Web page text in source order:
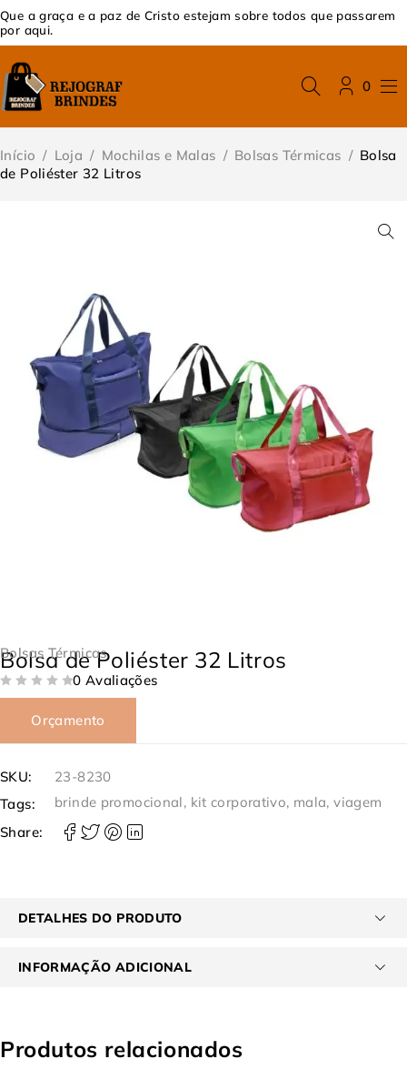
Que a graça e a paz de Cristo estejam sobre todos que passarem
por aqui.
0
Início / Loja / Mochilas e Malas / Bolsas Térmicas / Bolsa
de Poliéster 32 Litros
Bolsas Térmicas
Bolsa de Poliéster 32 Litros
0 Avaliações
Orçamento
SKU:
23-8230
Tags:
brinde promocional, kit corporativo, mala,viagem
Share:
DETALHES DO PRODUTO
INFORMAÇÃO ADICIONAL
Produtos relacionados